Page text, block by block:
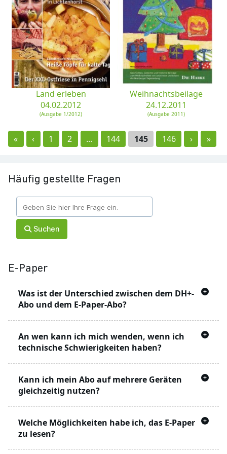
Land erleben
04.02.2012
(Ausgabe 1/2012)
Weihnachtsbeilage
24.12.2011
(Ausgabe 2011)
« ‹ 1 2 ... 144 145 146 › »
Häufig gestellte Fragen
Suchen
E-Paper
Was ist der Unterschied zwischen dem DH+-
Abo und dem E-Paper-Abo?
Mit dem DH+ Angebot können Sie Artikel auf
der Webseite lesen, die mit einem
Hierbei handelt es sich um Artikel, die ohne ein
Abonnement nicht gelesen werden können.
DasE-Paper-Abonnementbeinhaltet – zusätzlich
zum Zugang zu
-Artikeln – auch die
Tageszeitung in digitaler Form (online lesen oder
als PDF herunterladen).
An wen kann ich mich wenden, wenn ich
technische Schwierigkeiten haben?
Unser technischer Support steht Ihnen
werktags von 8 bis 16 Uhr zur Verfügung. Sie
erreichen ihn per E-Mail unter
Kann ich mein Abo auf mehrere Geräten
gleichzeitig nutzen?
gleichzeitig erfolgen.
Welche Möglichkeiten habe ich, das E-Paper
zu lesen?